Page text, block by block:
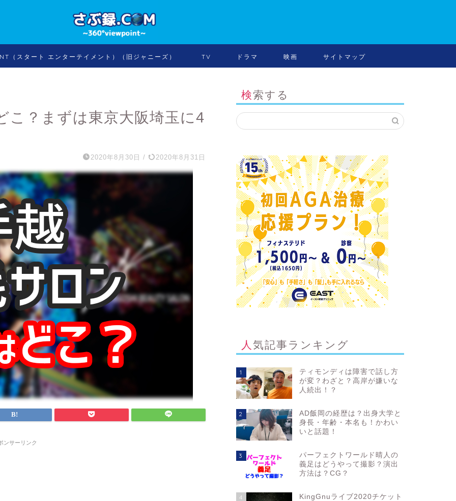
（スタート エンターテイメント）（旧ジャニーズ） TV ドラマ 映画 サイトマップ
こ？まずは東京大阪埼玉に4
2020年8月30日 / 2020年8月31日
ンサーリンク
検索する
人気記事ランキング
1
ティモンディは障害で話し方
が変？わざと？高岸が嫌いな
人続出！？
2
AD飯岡の経歴は？出身大学と
身長・年齢・本名も！かわい
いと話題！
3
パーフェクトワールド晴人の
義足はどうやって撮影？演出
方法は？CG？
4
KingGnuライブ2020チケット